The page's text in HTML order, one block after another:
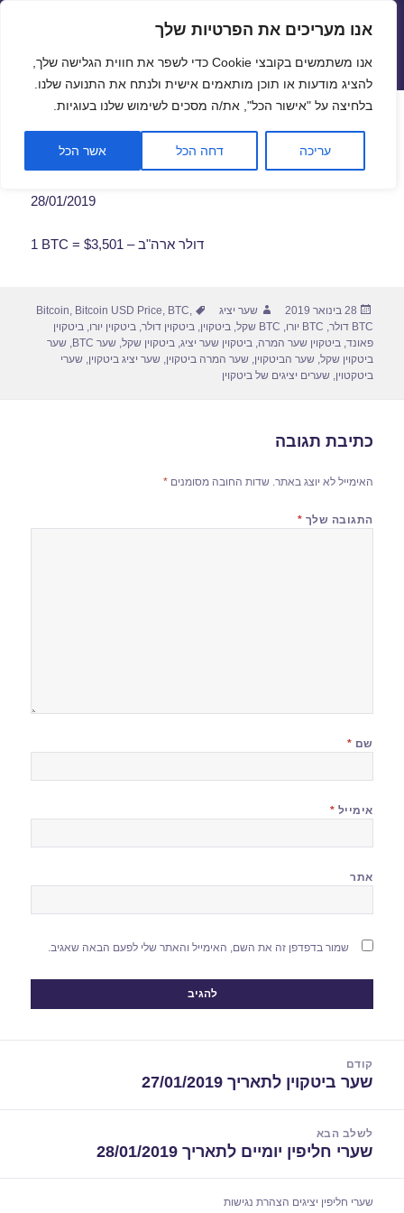
פתח
אנו מעריכים את הפרטיות שלך
אנו משתמשים בקובצי Cookie כדי לשפר את חווית הגלישה שלך,
להציג מודעות או תוכן מותאמים אישית ולנתח את התנועה שלנו.
בלחיצה על "אישור הכל", את/ה מסכים לשימוש שלנו בעוגיות.
עריכה דחה הכל אשר הכל
שערי חליפין יציגים – שער יציג
תפריטים
ווידג'טים
שער ביטקוין לתאריך 28/01/2019
28/01/2019
1 BTC = $3,501 – דולר ארה"ב
פורסם
בתאריך
28 בינואר 2019 מחבר
שער יציג תגיות Bitcoin, Bitcoin USD Price, BTC,
BTC דולר
, BTC יורו , BTC שקל ,ביטקוין,ביטקוין דולר,ביטקוין יורו,ביטקוין
פאונד,ביטקוין שער המרה,ביטקוין שער יציג,ביטקוין שקל,שער BTC ,שער
ביטקוין שקל,שער הביטקוין,שער המרה ביטקוין,שער יציג ביטקוין,שערי
ביטקטוין,שערים יציגים של ביטקוין
כתיבת תגובה
האימייל לא יוצג באתר. שדות החובה מסומנים*
התגובה שלך *
שם *
אימייל *
אתר
שמור בדפדפן זה את השם, האימייל והאתר שלי לפעם הבאה שאגיב.
קודם
הפוסט
שער ביטקוין לתאריך 27/01/2019
לשלב הבא
הפוסט
שערי חליפין יומיים לתאריך 28/01/2019
שערי חליפין יציגים הצהרת נגישות